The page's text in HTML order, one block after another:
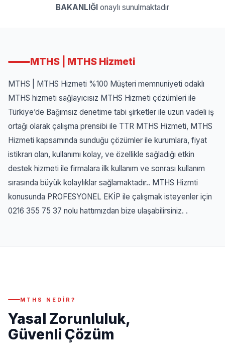
BAKANLIĞI onaylı sunulmaktadır
MTHS | MTHS Hizmeti
MTHS | MTHS Hizmeti %100 Müşteri memnuniyeti odaklı
MTHS hizmeti sağlayıcısız MTHS Hizmeti çözümleri ile
Türkiye’de Bağımsız denetime tabi şirketler ile uzun vadeli iş
ortağı olarak çalışma prensibi ile TTR MTHS Hizmeti, MTHS
Hizmeti kapsamında sunduğu çözümler ile kurumlara, fiyat
istikrarı olan, kullanımı kolay, ve özellikle sağladığı etkin
destek hizmeti ile firmalara ilk kullanım ve sonrası kullanım
sırasında büyük kolaylıklar sağlamaktadır.. MTHS Hizmti
konusunda PROFESYONEL EKİP ile çalışmak isteyenler için
0216 355 75 37 nolu hattımızdan bize ulaşabilirsiniz. .
MTHS NEDIR?
Yasal Zorunluluk,
Güvenli Çözüm